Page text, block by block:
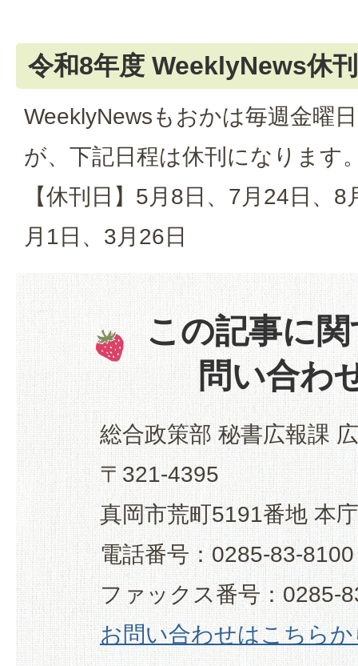
令和8年度 WeeklyNews休
WeeklyNewsもおかは毎週金曜
が、下記日程は休刊になります
【休刊日】5月8日、7月24日、
月1日、3月26日
この記事に
問い合わ
総合政策部 秘書広報課
〒321-4395
真岡市荒町5191番地 本
電話番号：0285-83-8100
ファックス番号：0285-
お問い合わせはこちら